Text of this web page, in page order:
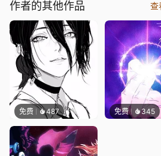
作者的其他作品 查
免费 487 免费 345